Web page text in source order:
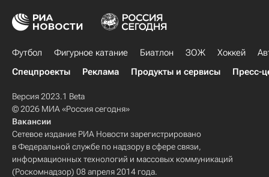
Тарас Бурлак
Лукас Подольски
Роман Широков
Вячеслав Малафеев
Доменико Кришито
Найджел де Йонг
Анатолий Тимощук
Сборная России по футболу
Футбол Фигурное катание Биатлон ЗОЖ Хоккей
Спецпроекты
Реклама Продукты и сервисы Пресс-
Версия 2023.1 Beta
© 2026 МИА «Россия сегодня»
Вакансии
Сетевое издание РИА Новости зарегистрировано
в Федеральной службе по надзору в сфере связи,
информационных технологий и массовых коммуникаций
(Роскомнадзор) 08 апреля 2014 года.